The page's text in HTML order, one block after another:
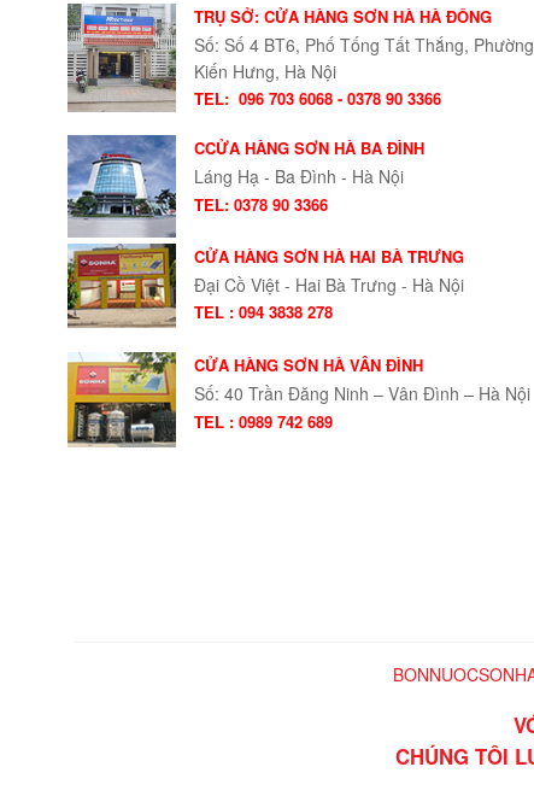
TRỤ SỞ: CỬA HÀNG SƠN HÀ HÀ ĐÔNG
Số: Số 4 BT6, Phố Tống Tất Thắng, Phường
Kiến Hưng, Hà Nội
TEL: 096 703 6068 - 0378 90 3366
CCỬA HÀNG SƠN HÀ BA ĐÌNH
Láng Hạ - Ba Đình - Hà Nội
TEL: 0378 90 3366
CỬA HÀNG SƠN HÀ HAI BÀ TRƯNG
Đại Cồ Việt - Hai Bà Trưng - Hà Nội
TEL : 094 3838 278
CỬA HÀNG SƠN HÀ VÂN ĐÌNH
Số: 40 Trần Đăng Ninh – Vân Đình – Hà Nội
TEL : 0989 742 689
CHÚNG TÔI